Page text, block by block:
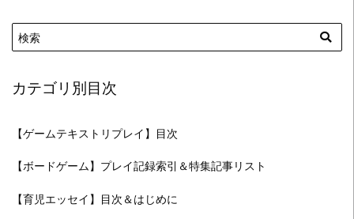
カテゴリ別目次
【ゲームテキストリプレイ】目次
【ボードゲーム】プレイ記録索引＆特集記事リスト
【育児エッセイ】目次＆はじめに